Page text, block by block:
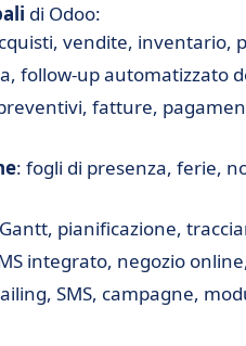
di Odoo:
vendite, inventario,
follow-up automatizzato
fatture,
: fogli di presenza, ferie,
pianificazione,
integrato, negozio
SMS, campagne,